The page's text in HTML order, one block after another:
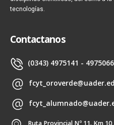
tecnologías.
Contactanos
(0343) 4975141 - 4975066